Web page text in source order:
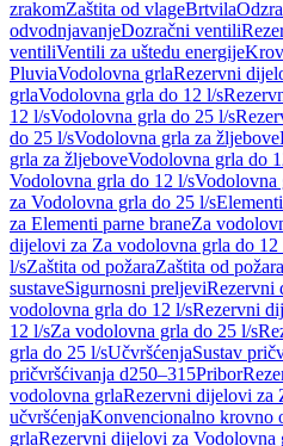
zrakomZaštita od vlageBrtvila
odvodnjavanjeDozračni ventili
ventiliVentili za uštedu energije
PluviaVodolovna grlaRezervni
grlaVodolovna grla do 12 l/s
12 l/sVodolovna grla do 25 l/s
do 25 l/sVodolovna grla za žljebove
grla za žljeboveVodolovna grla do
Vodolovna grla do 12 l/sVodolovna
za Vodolovna grla do 25 l/s
za Elementi parne braneZa
dijelovi za Za vodolovna grla do 12
l/sZaštita od požaraZaštita od
sustaveSigurnosni preljeviRezervni
vodolovna grla do 12 l/sRezervni
12 l/sZa vodolovna grla do 25 l/s
grla do 25 l/sUčvršćenjaSustav
pričvršćivanja d250–315Pribor
vodolovna grlaRezervni dijelovi za
učvršćenjaKonvencionalno krovno
grlaRezervni dijelovi za Vodolovna